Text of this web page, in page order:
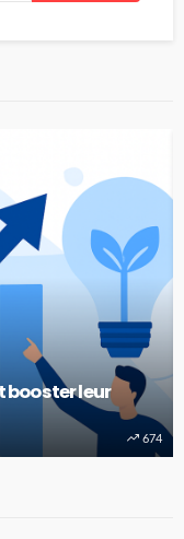
booster leur
674